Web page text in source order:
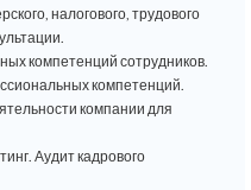
налогового, трудового
компетенций сотрудников.
компетенций.
компании для
Аудит кадрового